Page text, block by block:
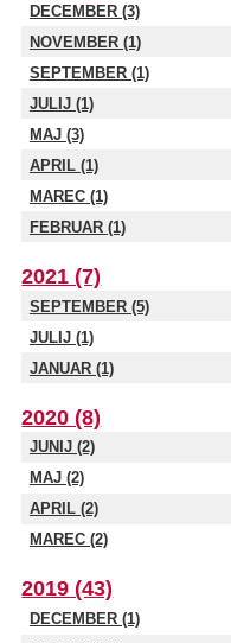
DECEMBER (3)
NOVEMBER (1)
SEPTEMBER (1)
JULIJ (1)
MAJ (3)
APRIL (1)
MAREC (1)
FEBRUAR (1)
2021 (7)
SEPTEMBER (5)
JULIJ (1)
JANUAR (1)
2020 (8)
JUNIJ (2)
MAJ (2)
APRIL (2)
MAREC (2)
2019 (43)
DECEMBER (1)